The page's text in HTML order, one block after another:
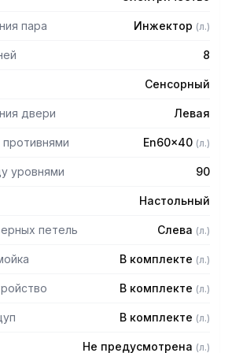
с интеллектуальным отображением
10"
рецептами
в зависимости от потребностей
стол выводятся самые часто
запуском: - Конвекция от
C
пара Инжектор (л.)
8
Сенсорный
двери Левая
En60x40 (л.)
уровнями 90
Настольный
петель Слева (л.)
В комплекте (л.)
В комплекте (л.)
В комплекте (л.)
Не предусмотрена (л.)